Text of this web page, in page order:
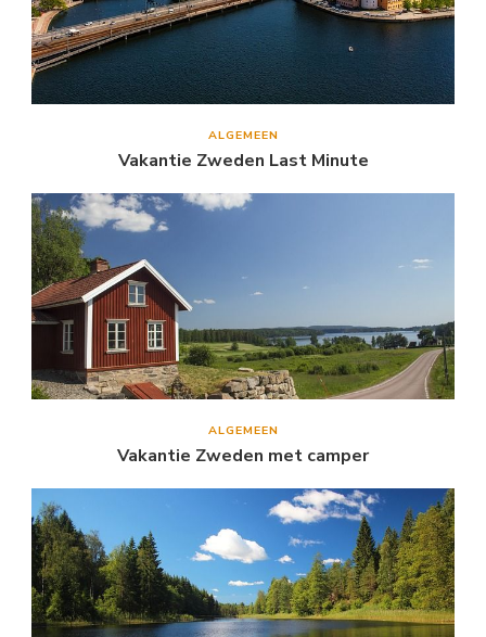
ALGEMEEN
Vakantie Zweden Last Minute
ALGEMEEN
Vakantie Zweden met camper